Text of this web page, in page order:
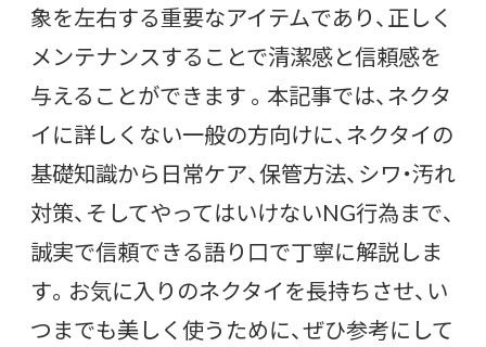
象を左右する重要なアイテムであり、正しく
メンテナンスすることで清潔感と信頼感を
与えることができます 。本記事では、ネクタ
イに詳しくない一般の方向けに、ネクタイの
基礎知識から日常ケア、保管方法、シワ・汚れ
対策、そしてやってはいけないNG行為まで、
誠実で信頼できる語り口で丁寧に解説しま
す。お気に入りのネクタイを長持ちさせ、い
つまでも美しく使うために、ぜひ参考にして